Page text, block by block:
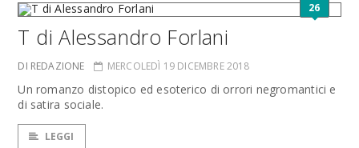
26
T di Alessandro Forlani
DI REDAZIONE MERCOLEDÌ 19 DICEMBRE 2018
Un romanzo distopico ed esoterico di orrori negromantici e
di satira sociale.
LEGGI